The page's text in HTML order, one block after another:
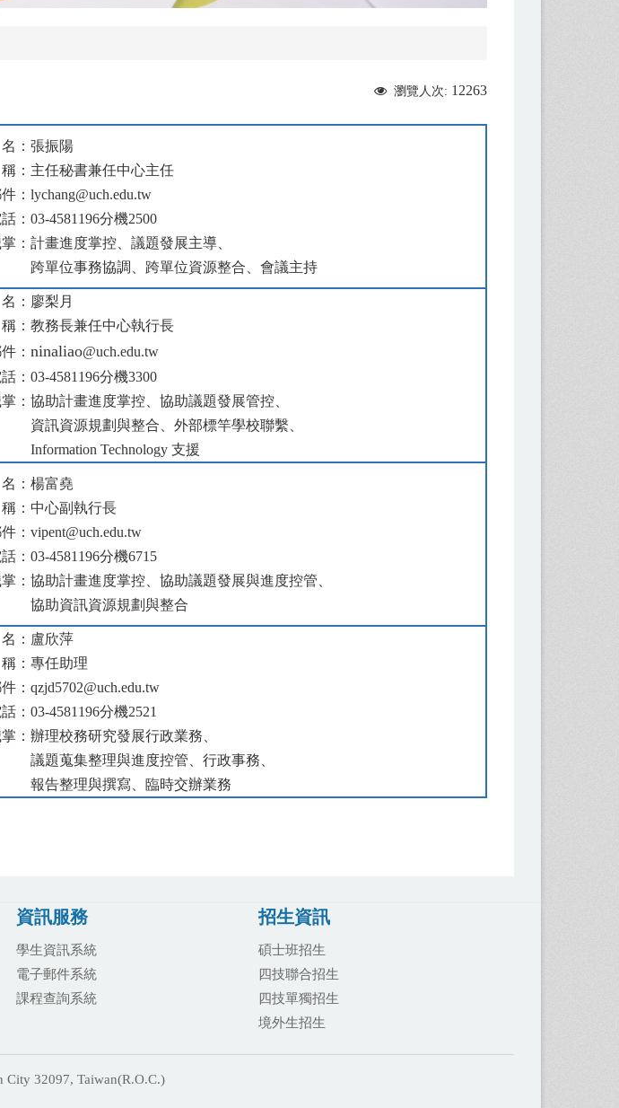
瀏覽人次: 12263
張振陽
主任秘書兼任中心主任
：lychang@uch.edu.tw
：03-4581196分機2500
：計畫進度掌控、議題發展主導、
事務協調、跨單位資源整合、會議主持
廖梨月
教務長兼任中心執行長
：ninaliao@uch.edu.tw
：03-4581196分機3300
：協助計畫進度掌控、協助議題發展管控、
源規劃與整合、外部標竿學校聯繫、
Technology 支援
：楊富堯
中心副執行長
：vipent@uch.edu.tw
：03-4581196分機6715
：協助計畫進度掌控、協助議題發展與進度控管
資訊資源規劃與整合
盧欣萍
：專任助理
：qzjd5702@uch.edu.tw
：03-4581196分機2521
：辦理校務研究發展行政業務、
集整理與進度控管、行政事務、
整理與撰寫、臨時交辦業務
資訊服務
學生資訊系統
電子郵件系統
課程查詢系統
招生資訊
碩士班招生
四技聯合招生
四技單獨招生
境外生招生
32097, Taiwan(R.O.C.)